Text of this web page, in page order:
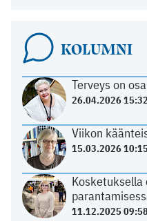
KOLUMNI
Terveys on
26.04.2026 15:32
Viikon
15.03.2026
11.12.2025 09:58